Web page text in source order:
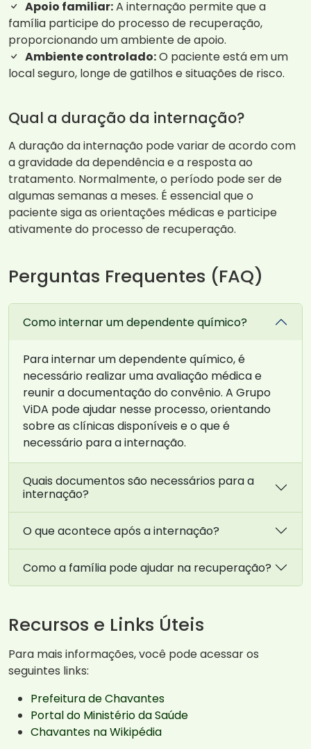
Apoio familiar:A internação permite que a
família participe do processo de recuperação,
proporcionando um ambiente de apoio.
Ambiente controlado:O paciente está em um
local seguro, longe de gatilhos e situações de risco.
Qual a duração da internação?
A duração da internação pode variar de acordo com
a gravidade da dependência e a resposta ao
tratamento. Normalmente, o período pode ser de
algumas semanas a meses. É essencial que o
paciente siga as orientações médicas e participe
ativamente do processo de recuperação.
Perguntas Frequentes (FAQ)
Como internar um dependente químico?
Para internar um dependente químico, é
necessário realizar uma avaliação médica e
reunir a documentação do convênio. A Grupo
ViDA pode ajudar nesse processo, orientando
sobre as clínicas disponíveis e o que é
necessário para a internação.
Quais documentos são necessários para a
internação?
O que acontece após a internação?
Como a família pode ajudar na recuperação?
Recursos e Links Úteis
Para mais informações, você pode acessar os
seguintes links:
Prefeitura de Chavantes
Portal do Ministério da Saúde
Chavantes na Wikipédia